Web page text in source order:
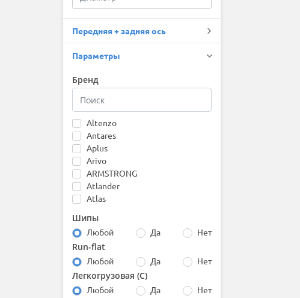
Передняя + задняя ось
Параметры
Бренд
Altenzo
Antares
Aplus
Arivo
ARMSTRONG
Atlander
Atlas
Austone
Autogreen
Barez
Bars
Barum
Bearway
Шипы
Любой Да Нет
Run-flat
Любой Да Нет
Легкогрузовая (С)
Любой Да Нет